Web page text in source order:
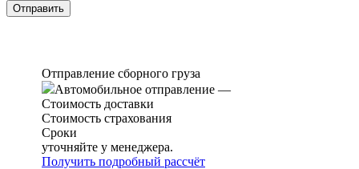
Отправление сборного груза
Автомобильное отправление —
Стоимость доставки
Стоимость страхования
Сроки
уточняйте у менеджера.
Получить подробный рассчёт